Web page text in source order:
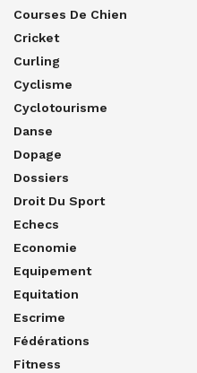
Courses De Chien
Cricket
Curling
Cyclisme
Cyclotourisme
Danse
Dopage
Dossiers
Droit Du Sport
Echecs
Economie
Equipement
Equitation
Escrime
Fédérations
Fitness